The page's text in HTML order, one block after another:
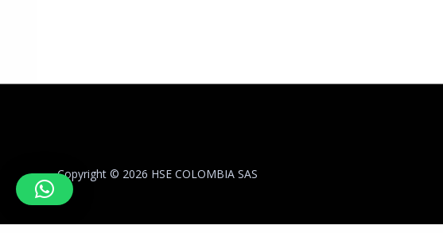
Copyright © 2026 HSE COLOMBIA SAS